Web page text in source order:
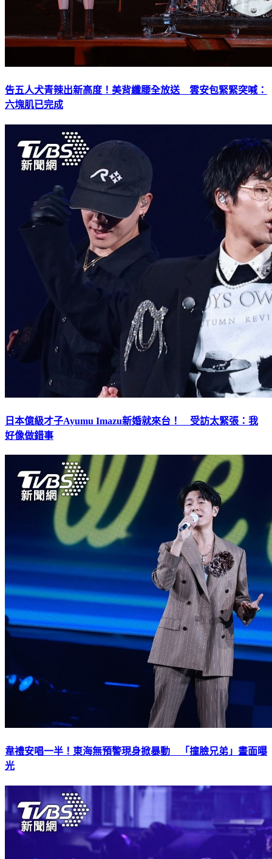
告五人犬青辣出新高度！美背纖腰全放送 雲安包緊緊突喊：
六塊肌已完成
日本億級才子Ayumu Imazu新婚就來台！ 受訪太緊張：我
好像做錯事
韋禮安唱一半！東海無預警現身掀暴動 「撞臉兄弟」畫面曝
光